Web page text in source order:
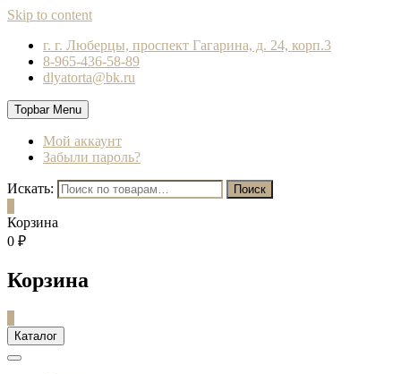
Skip to content
г. г. Люберцы, проспект Гагарина, д. 24, корп.3
8-965-436-58-89
dlyatorta@bk.ru
Topbar Menu
Мой аккаунт
Забыли пароль?
Искать: Поиск
Корзина
0 ₽
Корзина
Каталог